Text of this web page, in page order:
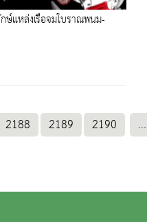
ษ์แหล่งเรือจมโบราณพนม-
2188 2189 2190 ...